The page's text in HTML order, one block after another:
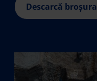
Descarcă broșura